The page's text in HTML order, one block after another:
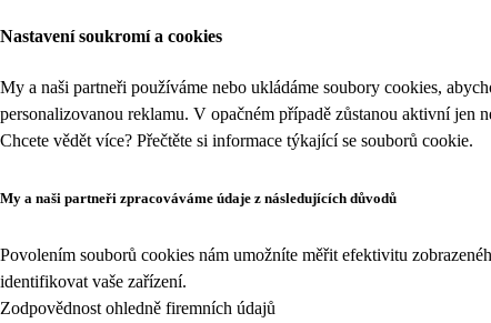
Nastavení soukromí a cookies
My a naši partneři používáme nebo ukládáme soubory cookies,
personalizovanou reklamu. V opačném případě zůstanou aktivní
Chcete vědět více? Přečtěte si informace týkající se souborů cookie.
My a naši partneři zpracováváme údaje z následujících důvodů
Povolením souborů cookies nám umožníte měřit efektivitu
identifikovat vaše zařízení.
Zodpovědnost ohledně firemních údajů